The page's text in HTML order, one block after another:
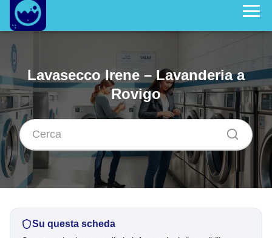
Lavasecco Irene – Lavanderia a
Rovigo
Su questa scheda